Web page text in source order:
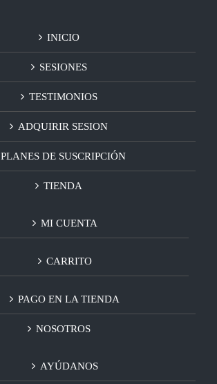
INICIO
SESIONES
TESTIMONIOS
ADQUIRIR SESION
PLANES DE SUSCRIPCIÓN
TIENDA
MI CUENTA
CARRITO
PAGO EN LA TIENDA
NOSOTROS
AYÚDANOS